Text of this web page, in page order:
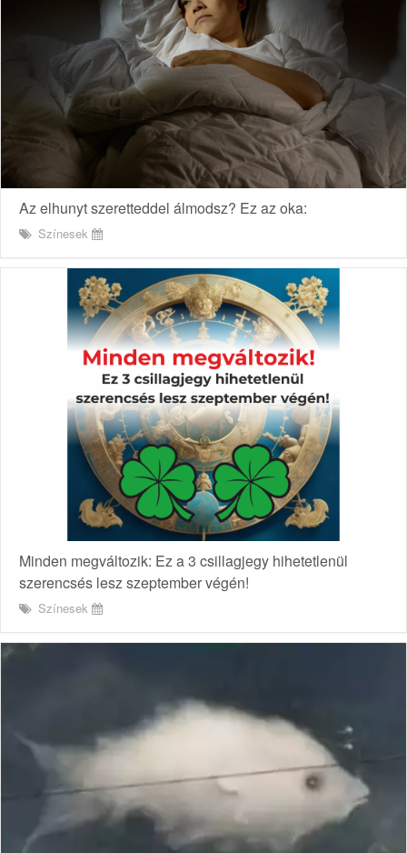
Az elhunyt szeretteddel álmodsz? Ez az oka:
Színesek
Minden megváltozik: Ez a 3 csillagjegy hihetetlenül
szerencsés lesz szeptember végén!
Színesek